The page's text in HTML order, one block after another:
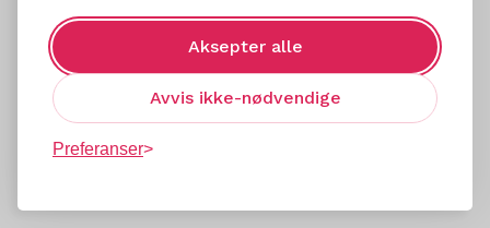
Aksepter alle
Avvis ikke-nødvendige
Preferanser